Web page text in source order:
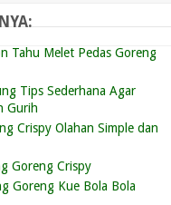
Tahu Melet Pedas Goreng
Tips Sederhana Agar
Gurih
Crispy Olahan Simple dan
Goreng Crispy
Goreng Kue Bola Bola